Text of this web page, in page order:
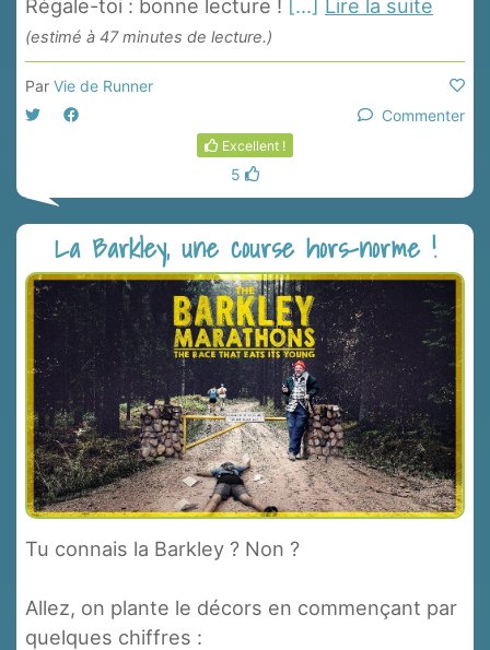
Régale-toi : bonne lecture ! [...] Lire la suite
(estimé à 47 minutes de lecture.)
Par Vie de Runner
Commenter
Excellent !
5
La Barkley, une course hors-norme !
Tu connais la Barkley ? Non ?
Allez, on plante le décors en commençant par
quelques chiffres :